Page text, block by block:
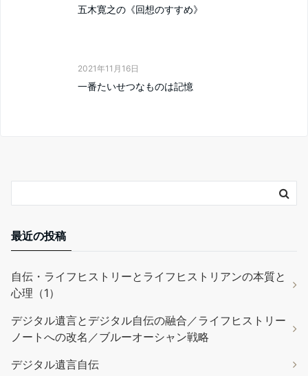
五木寛之の《回想のすすめ》
2021年11月16日
一番たいせつなものは記憶
最近の投稿
自伝・ライフヒストリーとライフヒストリアンの本質と
心理（1）
デジタル遺言とデジタル自伝の融合／ライフヒストリー
ノートへの改名／ブルーオーシャン戦略
デジタル遺言自伝